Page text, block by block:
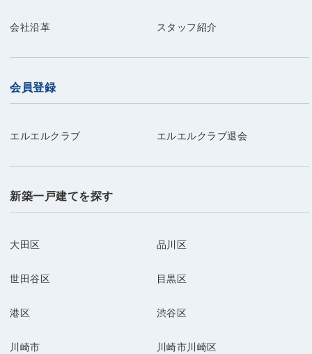
会社沿革 スタッフ紹介
会員登録
エルエルクラブ エルエルクラブ退会
新築一戸建てを探す
大田区 品川区
世田谷区 目黒区
港区 渋谷区
川崎市 川崎市川崎区